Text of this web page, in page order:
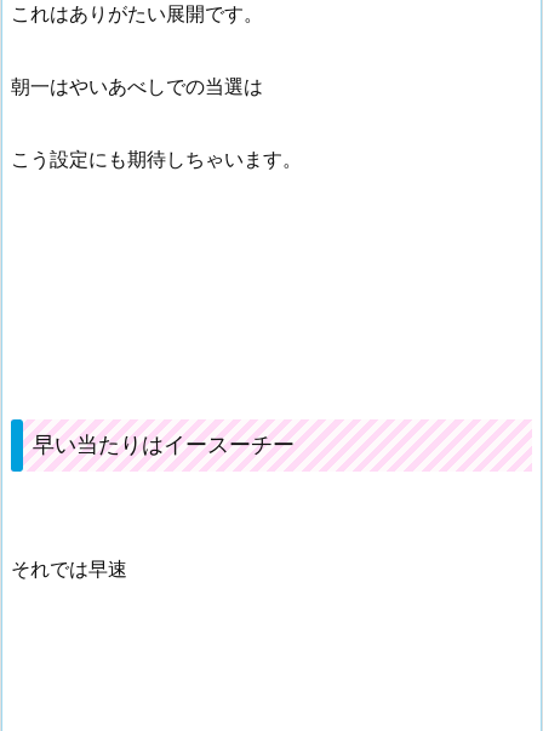
これはありがたい展開です。
朝一はやいあべしでの当選は
こう設定にも期待しちゃいます。
早い当たりはイースーチー
それでは早速